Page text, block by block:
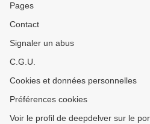
Pages
Contact
Signaler un abus
C.G.U.
Cookies et données personnelles
Préférences cookies
Voir le profil de deepdelver sur le